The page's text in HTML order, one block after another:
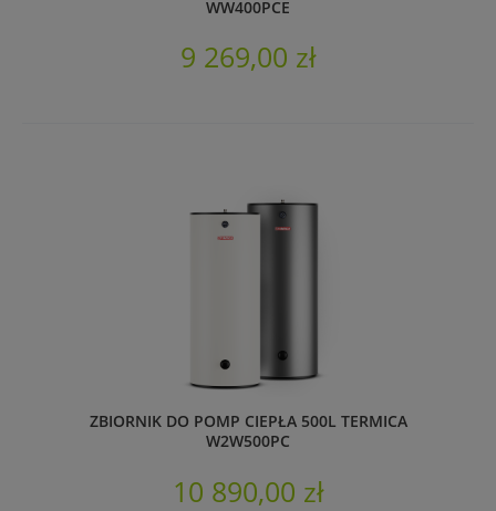
WW400PCE
9 269,00 zł
ZBIORNIK DO POMP CIEPŁA 500L TERMICA
W2W500PC
10 890,00 zł